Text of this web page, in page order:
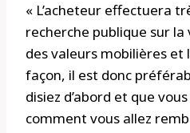
« L’acheteur effectuera
recherche publique sur
des valeurs mobilières
façon, il est donc
disiez d’abord et que
comment vous allez